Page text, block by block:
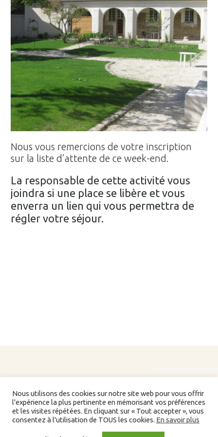
Nous vous remercions de votre inscription
sur la liste d’attente de ce week-end.
La responsable de cette activité vous
joindra si une place se libère et vous
enverra un lien qui vous permettra de
régler votre séjour.
Nous utilisons des cookies sur notre site web pour vous offrir
l'expérience la plus pertinente en mémorisant vos préférences
et les visites répétées. En cliquant sur « Tout accepter », vous
consentez à l'utilisation de TOUS les cookies. En savoir plus